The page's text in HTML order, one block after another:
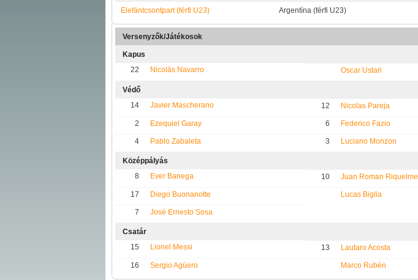
Elefántcsontpart (férfi U23)
Argentína (férfi U23)
Versenyzők/Játékosok
Kapus
22
Nicolás Navarro Oscar Ustari
Védő
14
Javier Mascherano 12 Nicolas Pareja
2 Ezequiel Garay 6 Federico Fazio
4 Pablo Zabaleta 3 Luciano Monzon
Középpályás
8
Ever Banega 10 Juan Roman Riquelme
17 Diego Buonanotte Lucas Biglia
7 José Ernesto Sosa
Csatár
15
Lionel Messi 13 Lautaro Acosta
16 Sergio Agüero Marco Rubén